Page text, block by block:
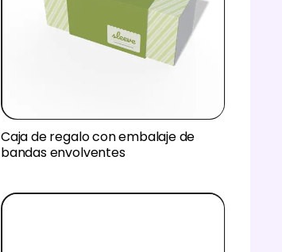
Caja de regalo con embalaje de
bandas envolventes